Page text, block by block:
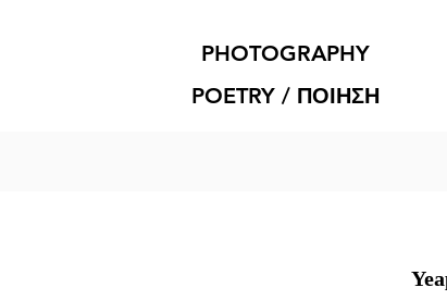
PHOTOGRAPHY
POETRY / ΠΟΙΗΣΗ